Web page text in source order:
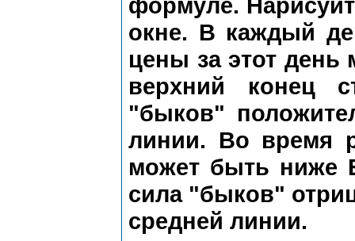
окне. В каждый
цены за этот
верхний конец
"быков"
линии. Во время
может быть ниже
сила "быков"
средней линии.